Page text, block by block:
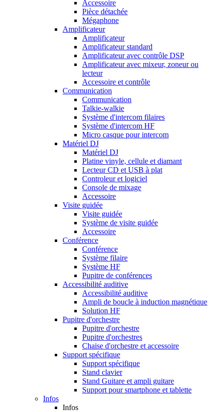
Accessoire
Pièce détachée
Mégaphone
Amplificateur
Amplificateur
Amplificateur standard
Amplificateur avec contrôle DSP
Amplificateur avec mixeur, zoneur ou
lecteur
Accessoire et contrôle
Communication
Communication
Talkie-walkie
Système d'intercom filaires
Système d'intercom HF
Micro casque pour intercom
Matériel DJ
Matériel DJ
Platine vinyle, cellule et diamant
Lecteur CD et USB à plat
Controleur et logiciel
Console de mixage
Accessoire
Visite guidée
Visite guidée
Système de visite guidée
Accessoire
Conférence
Conférence
Système filaire
Système HF
Pupitre de conférences
Accessibilité auditive
Accessibilité auditive
Ampli de boucle à induction magnétique
Solution HF
Pupitre d'orchestre
Pupitre d'orchestre
Pupitre d'orchestres
Chaise d'orchestre et accessoire
Support spécifique
Support spécifique
Stand clavier
Stand Guitare et ampli guitare
Support pour smartphone et tablette
Infos
Infos